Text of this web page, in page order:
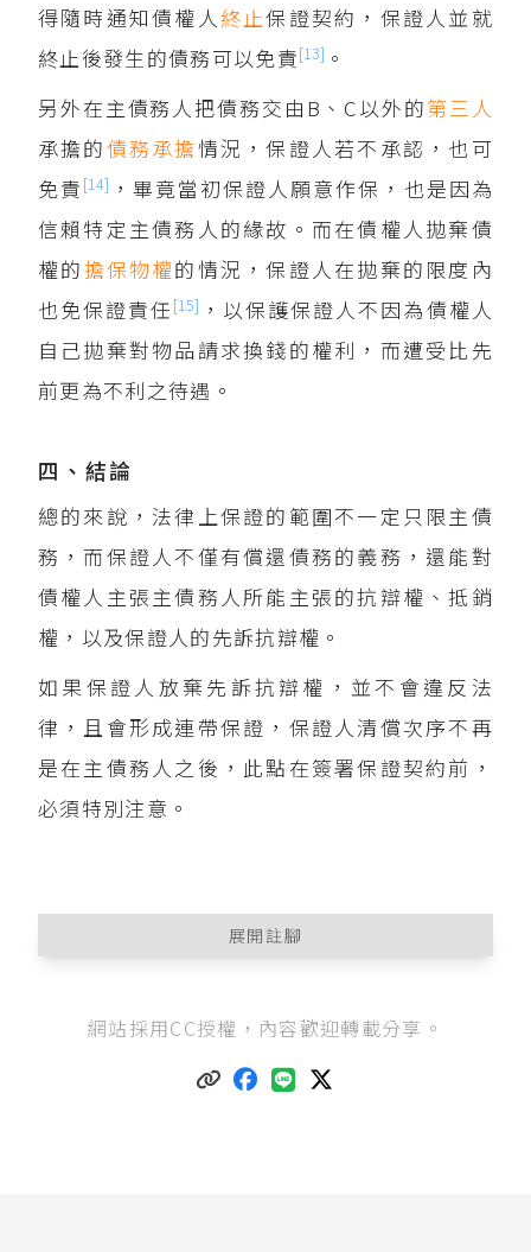
得隨時通知債權人 終止保證契約，保證人並就
終止後發生的債務可以免責[13] 。
另外在主債務人把債務交由B、C以外的第三人
承擔的債務承擔情況，保證人若不承認，也可
免責 [14] ，畢竟當初保證人願意作保，也是因為
信賴特定主債務人的緣故。而在債權人拋棄債
權的擔保物權的情況，保證人在拋棄的限度內
也免保證責任 [15] ，以保護保證人不因為債權人
自己拋棄對物品請求換錢的權利，而遭受比先
前更為不利之待遇。
四、結論
總的來說，法律上保證的範圍不一定只限主債
務，而保證人不僅有償還債務的義務，還能對
債權人主張主債務人所能主張的抗辯權、抵銷
權，以及保證人的先訴抗辯權。
如果保證人放棄先訴抗辯權，並不會違反法
律，且會形成連帶保證，保證人清償次序不再
是在主債務人之後，此點在簽署保證契約前，
必須特別注意。
展開註腳
於他方之債務人不履行債務時，由其代負履行責
：「保證債務，除契約另有訂定外，
網站採用CC授權，內容歡迎轉載分享。